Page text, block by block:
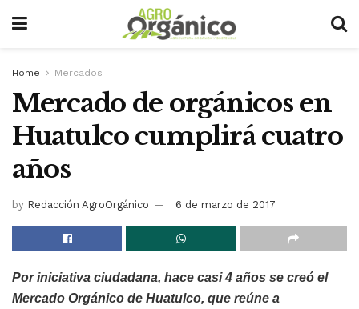
Home Mercados
Mercado de orgánicos en
Huatulco cumplirá cuatro
años
by Redacción AgroOrgánico 6 de marzo de 2017
Por iniciativa ciudadana, hace casi 4 años se creó el
Mercado Orgánico de Huatulco, que reúne a